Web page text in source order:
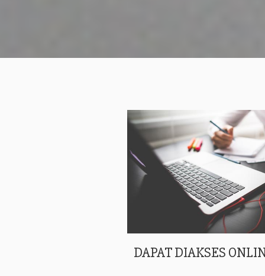
DAPAT DIAKSES